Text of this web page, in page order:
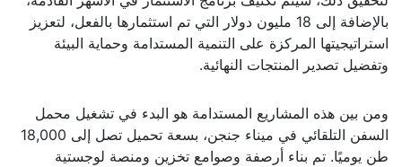
بالإضافة إلى 18 مليون دولار التي تم استثمارها بالفعل، لتعزيز
استراتيجيتها المركزة على التنمية المستدامة وحماية البيئة
وتفضيل تصدير المنتجات النهائية.
ومن بين هذه المشاريع المستدامة هو البدء في تشغيل محمل
السفن التلقائي في ميناء جنجن، بسعة تحميل تصل إلى 18,000
طن يوميًا. تم بناء أرصفة وصوامع تخزين ومنصة لوجستية